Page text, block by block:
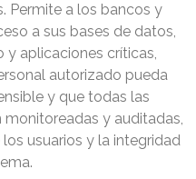
Permite a los bancos y
a sus bases de datos,
y aplicaciones críticas,
autorizado pueda
y que todas las
y auditadas,
usuarios y la integridad